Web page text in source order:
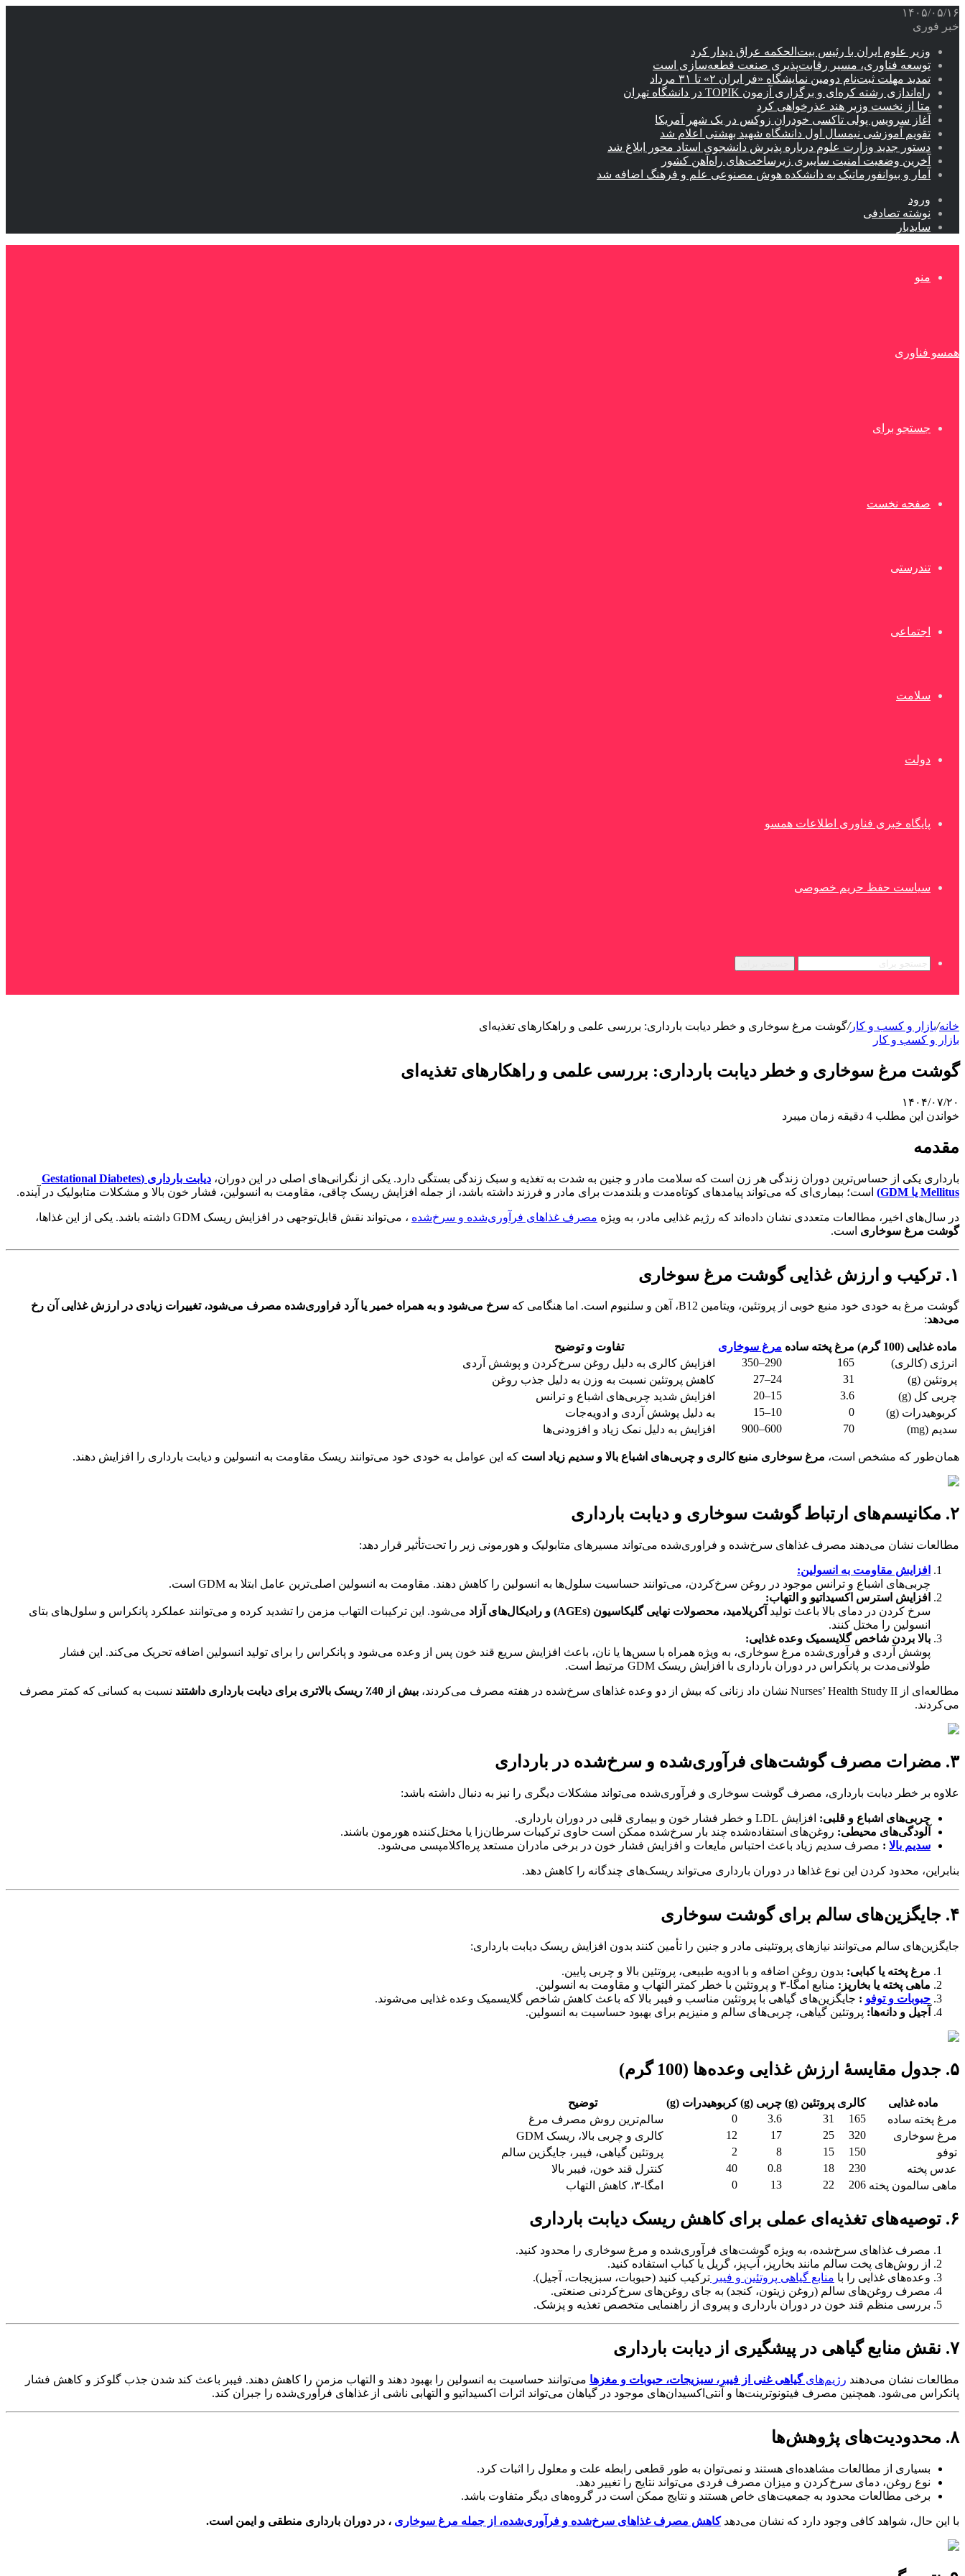
۱۴۰۵/۰۵/۱۶
خبر فوری
وزیر علوم ایران با رئیس بیت‌الحکمه عراق دیدار کرد
توسعه فناوری، مسیر رقابت‌پذیری صنعت قطعه‌سازی است
تمدید مهلت ثبت‌نام دومین نمایشگاه «فر ایران ۲» تا ۳۱ مرداد
راه‌اندازی رشته کره‌ای و برگزاری آزمون TOPIK در دانشگاه تهران
متا از نخست وزیر هند عذرخواهی کرد
آغاز سرویس پولی تاکسی خودران زوکس در یک شهر آمریکا
تقویم آموزشی نیمسال اول دانشگاه شهید بهشتی اعلام شد
دستور جدید وزارت علوم درباره پذیرش دانشجوی استاد محور ابلاغ شد
آخرین وضعیت امنیت سایبری زیرساخت‌های راه‌آهن کشور
آمار و بیوانفورماتیک به دانشکده هوش مصنوعی علم و فرهنگ اضافه شد
ورود
نوشته تصادفی
سایدبار
منو
همسو فناوری
جستجو برای
صفحه نخست
تندرستی
اجتماعی
سلامت
دولت
پایگاه خبری فناوری اطلاعات همسو
سیاست حفظ حریم خصوصی
خانه/بازار و کسب و کار/گوشت مرغ سوخاری و خطر دیابت بارداری: بررسی علمی و راهکارهای تغذیه‌ای
بازار و کسب و کار
گوشت مرغ سوخاری و خطر دیابت بارداری: بررسی علمی و راهکارهای تغذیه‌ای
۱۴۰۴/۰۷/۲۰
خواندن این مطلب 4 دقیقه زمان میبرد
مقدمه
بارداری یکی از حساس‌ترین دوران زندگی هر زن است که سلامت مادر و جنین به شدت به تغذیه و سبک زندگی بستگی دارد. یکی از نگرانی‌های اصلی در این دوران،
دیابت بارداری (Gestational Diabetes
Mellitus یا GDM)
است؛ بیماری‌ای که می‌تواند پیامدهای کوتاه‌مدت و بلندمدت برای مادر و فرزند داشته باشد، از جمله افزایش ریسک چاقی، مقاومت به انسولین، فشار خون بالا و مشکلات متابولیک در آینده.
در سال‌های اخیر، مطالعات متعددی نشان داده‌اند که رژیم غذایی مادر، به ویژه مصرف غذاهای فرآوری‌شده و سرخ‌شده ، می‌تواند نقش قابل‌توجهی در افزایش ریسک GDM داشته باشد. یکی از این غذاها،
گوشت مرغ سوخاری است.
۱. ترکیب و ارزش غذایی گوشت مرغ سوخاری
گوشت مرغ به خودی خود منبع خوبی از پروتئین، ویتامین B12، آهن و سلنیوم است. اما هنگامی که
سرخ می‌شود و به همراه خمیر یا آرد فراوری‌شده مصرف می‌شود، تغییرات زیادی در ارزش غذایی آن رخ
می‌دهد:
ماده غذایی (100 گرم) مرغ پخته ساده مرغ سوخاری
تفاوت و توضیح
انرژی (کالری)
165
290–350
افزایش کالری به دلیل روغن سرخ‌کردن و پوشش آردی
پروتئین (g)
31
24–27
کاهش پروتئین نسبت به وزن به دلیل جذب روغن
چربی کل (g)
3.6
15–20
افزایش شدید چربی‌های اشباع و ترانس
کربوهیدرات (g)
0
10–15
به دلیل پوشش آردی و ادویه‌جات
سدیم (mg)
70
600–900 افزایش به دلیل نمک زیاد و افزودنی‌ها
همان‌طور که مشخص است، مرغ سوخاری منبع کالری و چربی‌های اشباع بالا و سدیم زیاد است که این عوامل به خودی خود می‌توانند ریسک مقاومت به انسولین و دیابت بارداری را افزایش دهند.
۲. مکانیسم‌های ارتباط گوشت سوخاری و دیابت بارداری
مطالعات نشان می‌دهند مصرف غذاهای سرخ‌شده و فراوری‌شده می‌تواند مسیرهای متابولیک و هورمونی زیر را تحت‌تأثیر قرار دهد:
افزایش مقاومت به انسولین:
چربی‌های اشباع و ترانس موجود در روغن سرخ‌کردن، می‌توانند حساسیت سلول‌ها به انسولین را کاهش دهند. مقاومت به انسولین اصلی‌ترین عامل ابتلا به GDM است.
افزایش استرس اکسیداتیو و التهاب:
سرخ کردن در دمای بالا باعث تولید آکریلامید، محصولات نهایی گلیکاسیون (AGEs) و رادیکال‌های آزاد
می‌شود. این ترکیبات التهاب مزمن را تشدید کرده و می‌توانند عملکرد پانکراس و سلول‌های بتای
انسولین را مختل کنند.
بالا بردن شاخص گلایسمیک وعده غذایی:
پوشش آردی و فرآوری‌شده مرغ سوخاری، به ویژه همراه با سس‌ها یا نان، باعث افزایش سریع قند خون پس از وعده می‌شود و پانکراس را برای تولید انسولین اضافه تحریک می‌کند. این فشار
طولانی‌مدت بر پانکراس در دوران بارداری با افزایش ریسک GDM مرتبط است.
مطالعه‌ای از Nurses’ Health Study II نشان داد زنانی که بیش از دو وعده غذاهای سرخ‌شده در هفته مصرف می‌کردند، بیش از 40٪ ریسک بالاتری برای دیابت بارداری داشتند
نسبت به کسانی که کمتر مصرف
می‌کردند.
۳. مضرات مصرف گوشت‌های فرآوری‌شده و سرخ‌شده در بارداری
علاوه بر خطر دیابت بارداری، مصرف گوشت سوخاری و فرآوری‌شده می‌تواند مشکلات دیگری را نیز به دنبال داشته باشد:
چربی‌های اشباع و قلبی: افزایش LDL و خطر فشار خون و بیماری قلبی در دوران بارداری.
آلودگی‌های محیطی: روغن‌های استفاده‌شده چند بار سرخ‌شده ممکن است حاوی ترکیبات سرطان‌زا یا مختل‌کننده هورمون باشند.
سدیم بالا : مصرف سدیم زیاد باعث احتباس مایعات و افزایش فشار خون در برخی مادران مستعد پره‌اکلامپسی می‌شود.
بنابراین، محدود کردن این نوع غذاها در دوران بارداری می‌تواند ریسک‌های چندگانه را کاهش دهد.
۴. جایگزین‌های سالم برای گوشت سوخاری
جایگزین‌های سالم می‌توانند نیازهای پروتئینی مادر و جنین را تأمین کنند بدون افزایش ریسک دیابت بارداری:
مرغ پخته یا کبابی: بدون روغن اضافه و با ادویه طبیعی، پروتئین بالا و چربی پایین.
ماهی پخته یا بخارپز: منابع امگا-۳ و پروتئین با خطر کمتر التهاب و مقاومت به انسولین.
حبوبات و توفو : جایگزین‌های گیاهی با پروتئین مناسب و فیبر بالا که باعث کاهش شاخص گلایسمیک وعده غذایی می‌شوند.
آجیل و دانه‌ها: پروتئین گیاهی، چربی‌های سالم و منیزیم برای بهبود حساسیت به انسولین.
۵. جدول مقایسهٔ ارزش غذایی وعده‌ها (100 گرم)
ماده غذایی کالری پروتئین (g) چربی (g) کربوهیدرات (g)
توضیح
مرغ پخته ساده
165
31
3.6
0
سالم‌ترین روش مصرف مرغ
مرغ سوخاری
320
25
17
12
کالری و چربی بالا، ریسک GDM
توفو
150
15
8
2
پروتئین گیاهی، فیبر، جایگزین سالم
عدس پخته
230
18
0.8
40
کنترل قند خون، فیبر بالا
ماهی سالمون پخته 206
22
13
0 امگا-۳، کاهش التهاب
۶. توصیه‌های تغذیه‌ای عملی برای کاهش ریسک دیابت بارداری
مصرف غذاهای سرخ‌شده، به ویژه گوشت‌های فرآوری‌شده و مرغ سوخاری را محدود کنید.
از روش‌های پخت سالم مانند بخارپز، آب‌پز، گریل یا کباب استفاده کنید.
وعده‌های غذایی را با منابع گیاهی پروتئین و فیبر ترکیب کنید (حبوبات، سبزیجات، آجیل).
مصرف روغن‌های سالم (روغن زیتون، کنجد) به جای روغن‌های سرخ‌کردنی صنعتی.
بررسی منظم قند خون در دوران بارداری و پیروی از راهنمایی متخصص تغذیه و پزشک.
۷. نقش منابع گیاهی در پیشگیری از دیابت بارداری
مطالعات نشان می‌دهند رژیم‌هایگیاهی غنی از فیبر، سبزیجات، حبوبات و مغزها می‌توانند حساسیت به انسولین را بهبود دهند و التهاب مزمن را کاهش دهند. فیبر باعث کند شدن جذب گلوکز و کاهش فشار
پانکراس می‌شود. همچنین مصرف فیتونوترینت‌ها و آنتی‌اکسیدان‌های موجود در گیاهان می‌تواند اثرات اکسیداتیو و التهابی ناشی از غذاهای فرآوری‌شده را جبران کند.
۸. محدودیت‌های پژوهش‌ها
بسیاری از مطالعات مشاهده‌ای هستند و نمی‌توان به طور قطعی رابطه علت و معلول را اثبات کرد.
نوع روغن، دمای سرخ‌کردن و میزان مصرف فردی می‌تواند نتایج را تغییر دهد.
برخی مطالعات محدود به جمعیت‌های خاص هستند و نتایج ممکن است در گروه‌های دیگر متفاوت باشد.
با این حال، شواهد کافی وجود دارد که نشان می‌دهدکاهش مصرف غذاهای سرخ‌شده و فرآوری‌شده، از جمله مرغ سوخاری ، در دوران بارداری منطقی و ایمن است.